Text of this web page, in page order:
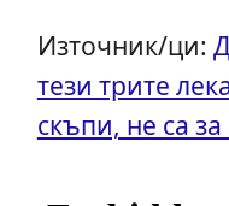
Източник/ци:
тези трите
скъпи, не са